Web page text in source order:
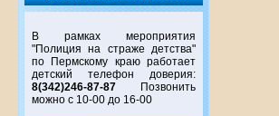
В рамках мероприятия
"Полиция на страже детства"
по Пермскому краю работает
детский телефон доверия:
8(342)246-87-87 Позвонить
можно с 10-00 до 16-00